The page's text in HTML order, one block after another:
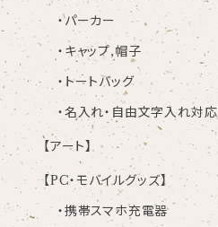
・パーカー
・キャップ,帽子
・トートバッグ
・名入れ・自由文字入れ対応
【アート】
【PC・モバイルグッズ】
・携帯スマホ充電器